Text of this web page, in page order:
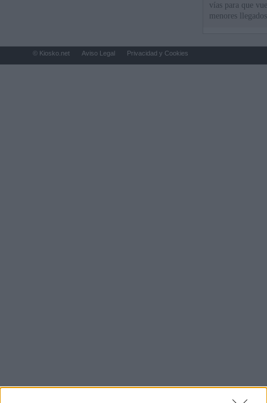
vías para que
menores
© Kiosko.net Aviso Legal Privacidad y Cookies